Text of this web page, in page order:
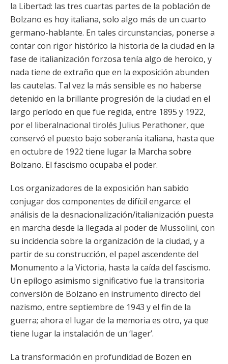
la Libertad: las tres cuartas partes de la población de
Bolzano es hoy italiana, solo algo más de un cuarto
germano-hablante. En tales circunstancias, ponerse a
contar con rigor histórico la historia de la ciudad en la
fase de italianización forzosa tenía algo de heroico, y
nada tiene de extraño que en la exposición abunden
las cautelas. Tal vez la más sensible es no haberse
detenido en la brillante progresión de la ciudad en el
largo período en que fue regida, entre 1895 y 1922,
por el liberalnacional tirolés Julius Perathoner, que
conservó el puesto bajo soberanía italiana, hasta que
en octubre de 1922 tiene lugar la Marcha sobre
Bolzano. El fascismo ocupaba el poder.
Los organizadores de la exposición han sabido
conjugar dos componentes de difícil engarce: el
análisis de la desnacionalización/italianización puesta
en marcha desde la llegada al poder de Mussolini, con
su incidencia sobre la organización de la ciudad, y a
partir de su construcción, el papel ascendente del
Monumento a la Victoria, hasta la caída del fascismo.
Un epílogo asimismo significativo fue la transitoria
conversión de Bolzano en instrumento directo del
nazismo, entre septiembre de 1943 y el fin de la
guerra; ahora el lugar de la memoria es otro, ya que
tiene lugar la instalación de un ‘lager’.
La transformación en profundidad de Bozen en